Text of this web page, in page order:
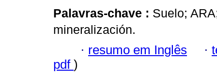
Palavras-chave : Suelo;
mineralización.
· resumo em Inglês ·
pdf )